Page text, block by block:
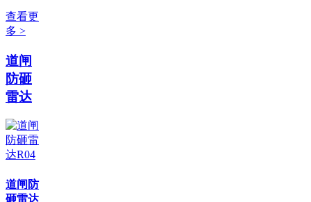
查看更
多 >
道闸
防砸
雷达
道闸防
砸雷达